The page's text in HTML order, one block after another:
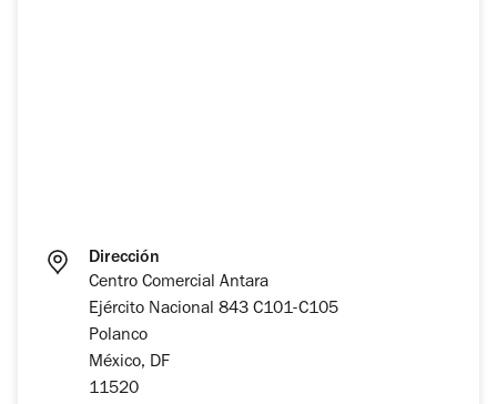
Dirección
Centro Comercial Antara
Ejército Nacional 843 C101-C105
Polanco
México, DF
11520